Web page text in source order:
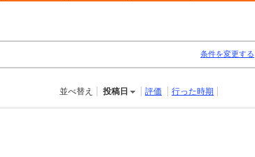
条件を変更する
並べ替え 投稿日 評価 行った時期